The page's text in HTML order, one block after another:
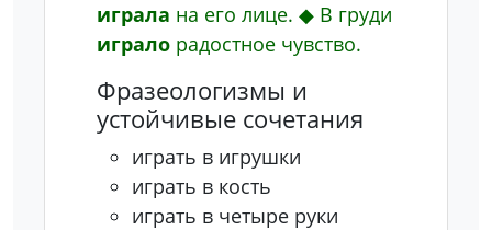
играла на его лице. ◆ В груди
играло радостное чувство.
Фразеологизмы и
устойчивые сочетания
играть в игрушки
играть в кость
играть в четыре руки